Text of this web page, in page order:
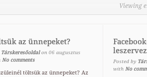
Viewing
az ünnepeket?
Társkeresőoldal on 06 augusztus
No comments
töltsük az ünnepeket? Az
Posted by
with No